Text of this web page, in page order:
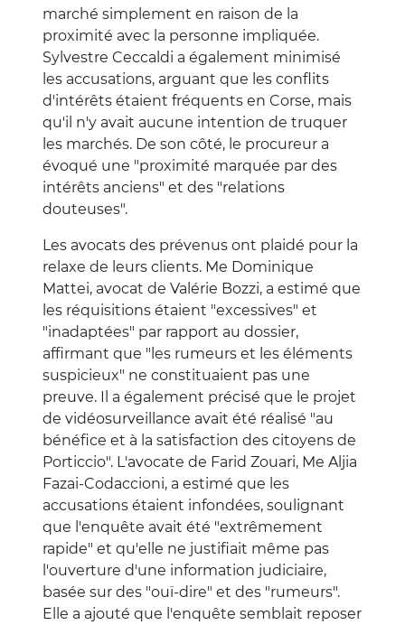
marché simplement en raison de la
proximité avec la personne impliquée.
Sylvestre Ceccaldi a également minimisé
les accusations, arguant que les conflits
d'intérêts étaient fréquents en Corse, mais
qu'il n'y avait aucune intention de truquer
les marchés. De son côté, le procureur a
évoqué une "proximité marquée par des
intérêts anciens" et des "relations
douteuses".
Les avocats des prévenus ont plaidé pour la
relaxe de leurs clients. Me Dominique
Mattei, avocat de Valérie Bozzi, a estimé que
les réquisitions étaient "excessives" et
"inadaptées" par rapport au dossier,
affirmant que "les rumeurs et les éléments
suspicieux" ne constituaient pas une
preuve. Il a également précisé que le projet
de vidéosurveillance avait été réalisé "au
bénéfice et à la satisfaction des citoyens de
Porticcio". L'avocate de Farid Zouari, Me Aljia
Fazai-Codaccioni, a estimé que les
accusations étaient infondées, soulignant
que l'enquête avait été "extrêmement
rapide" et qu'elle ne justifiait même pas
l'ouverture d'une information judiciaire,
basée sur des "ouï-dire" et des "rumeurs".
Elle a ajouté que l'enquête semblait reposer